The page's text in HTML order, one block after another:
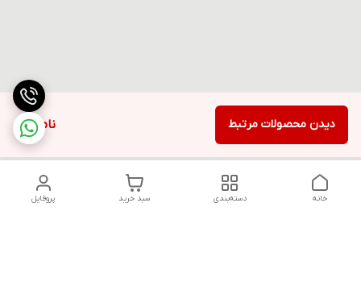
ناموجود دیدن محصولات مرتبط
پروفایل سبد خرید دسته‌بندی خانه